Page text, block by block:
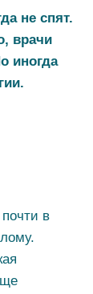
не спят.
врачи
иногда
в